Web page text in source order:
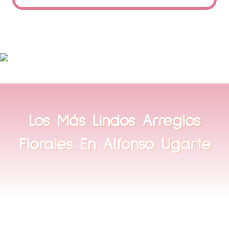
Los Más Lindos Arreglos
Florales En Alfonso Ugarte